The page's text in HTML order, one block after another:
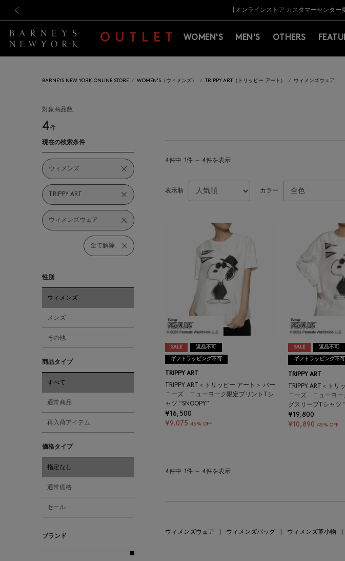
新規登録のお客様も対象！＜MY BARNEYS＞会員のお客様は11,000
【夏季休業に伴う出荷一時
【オンラインストア カスタマーセンタ
【夏季休業に伴う返品・交換承り
熊本県を中心とした地震の影
【開催中】SUMMER
新規登録のお客様も対象！＜MY BARNEYS＞会員のお客様は11,000
【夏季休業に伴う出荷一時
OUTLET WOMEN'S MEN'S OTHERS
BARNEYS NEW YORK ONLINE STORE WOMEN'S（ウィメンズ） TRIPPY ART（トリッピー アート） ウィメンズウェア
対象商品数
4件
現在の検索条件
ウィメンズ
TRIPPY ART
ウィメンズウェア
全て解除
性別
ウィメンズ
メンズ
その他
商品タイプ
すべて
通常商品
再入荷アイテム
価格タイプ
指定なし
通常価格
セール
ブランド
4件中 1件 ～ 4件を表示
表示順 カラー
SALE 返品不可
ギフトラッピング不可
TRIPPY ART
TRIPPY ART＜トリッピー アート＞ バー
ニーズ ニューヨーク限定プリントTシ
ャツ “SNOOPY“
¥16,500
¥9,075 45% OFF
SALE 返品不可
ギフトラッピング不可
TRIPPY ART
TRIPPY ART＜トリ
ニーズ ニューヨー
グスリーブTシャツ
¥19,800
¥10,890 45% OFF
4件中 1件 ～ 4件を表示
ウィメンズウェア ウィメンズバッグ ウィメンズ革小物